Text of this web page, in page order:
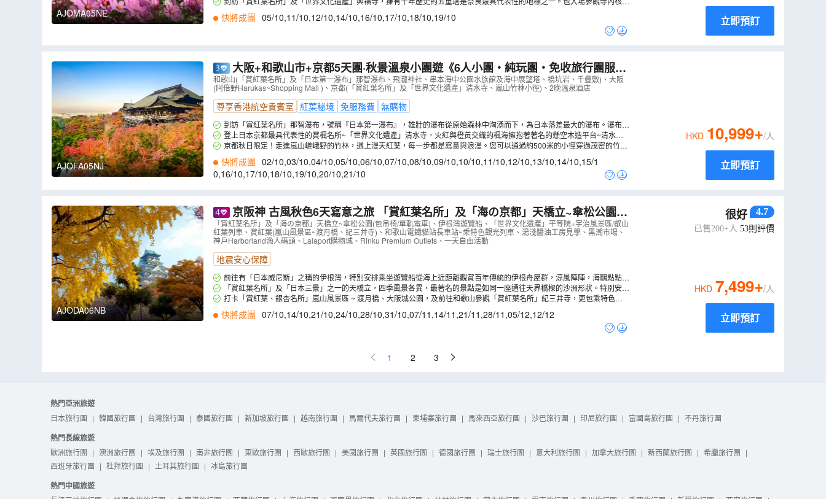
AJOMA05NE
殿堂「中金堂」，廟內供奉主佛釋迦牟尼佛坐像。及打卡奈良八景之一的猿澤池，一睹五層塔倒映在水中，與周圍的紅葉相映成
趣的畫面。(註3)
快將成團 05/10,11/10,12/10,14/10,16/10,17/10,18/10,19/10 立即預訂
AJOFA05NJ
大阪+和歌山市+京都5天團·秋景溫泉小團遊《6人小團‧純玩團‧免收旅行團服務
費‧不設指定購物點》（AJOFA05NJ）
和歌山(「賞紅葉名所」及「日本第一瀑布」那智瀑布、飛瀧神社、串本海中公園水族館及海中展望塔、橋坑岩、千疊敷)、大阪
(阿倍野Harukas~Shopping Mall )、京都(「賞紅葉名所」及「世界文化遺產」清水寺、嵐山竹林小徑)、2晚溫泉酒店
尊享香港航空貴賓室 紅葉秘境 免服務費 無購物
到訪「賞紅葉名所」那智瀑布，號稱『日本第一瀑布』，雄壯的瀑布從原始森林中洶湧而下，為日本落差最大的瀑布。瀑布前
建有一座只有鳥居的飛瀧神社，深秋時份，瀑布周圍的原始森林與山區會被楓葉與銀杏染成紅色與金色，更為震撼! (註6)
登上日本京都最具代表性的賞楓名所~「世界文化遺產」清水寺，火紅與橙黃交織的楓海擁抱著著名的懸空木造平台~清水舞
台，是無數旅人嚮往的經典古都畫面。 (註6)
京都秋日限定！走進嵐山嵯峨野的竹林，遇上漫天紅葉，每一步都是寫意與浪漫。您可以通過約500米的小徑穿過茂密的竹
林，竹林在微風中搖曳，過濾光線，營造出夢幻般的氛圍。 (註6)
快將成團 02/10,03/10,04/10,05/10,06/10,07/10,08/10,09/10,10/10,11/10,12/10,13/10,14/10,15/1
0,16/10,17/10,18/10,19/10,20/10,21/10
HKD 10,999+/人
立即預訂
AJODA06NB
京阪神 古風秋色6天寫意之旅 「賞紅葉名所」及「海の京都」天橋立~傘松公園
(包吊椅/單軌電車)、賞紅葉(嵐山風景區~渡月橋、紀三井寺)、一天自由活動（AJOD
A06NB）
「賞紅葉名所」及「海の京都」天橋立~傘松公園(包吊椅/單軌電車)、伊根灣遊覽船、「世界文化遺產」平等院+宇治風景區/叡山
紅葉列車、賞紅葉(嵐山風景區~渡月橋、紀三井寺)、和歌山電鐵貓站長車站~乘特色觀光列車、湯淺醬油工房見學、黑潮市場、
神戶Harborland漁人碼頭、Lalaport購物城、Rinku Premium Outlets、一天自由活動
地震安心保障
前往有「日本威尼斯」之稱的伊根灣，特別安排乘坐遊覽船從海上近距離觀賞百年傳統的伊根舟屋群，涼風陣陣，海鷗點點，
親身感受「海之京都」的獨特魅力!
「賞紅葉名所」及「日本三景」之一的天橋立，四季風景各異，最著名的景點是如同一座通往天界橋樑的沙洲形狀。特別安排
乘吊椅或單軌電車前往海拔約130米的傘松公園，站上展望台倒著看天橋立，沙洲猶如翻騰飛天的巨龍！(註3)
打卡「賞紅葉、銀杏名所」嵐山風景區 ~ 渡月橋、大阪城公園，及前往和歌山參觀「賞紅葉名所」紀三井寺，更包乘特色登
寺纜車，讓您輕輕鬆鬆登寺兼可飽覽和歌山市內景色及寺內秋色。(註3)
快將成團 07/10,14/10,21/10,24/10,28/10,31/10,07/11 ,14/11 ,21/11 ,28/11 ,05/12,12/12
很好 4.7
已售200+人 53則評價
HKD 7,499+/人
立即預訂
1 2 3
熱門亞洲旅遊
日本旅行團 | 韓國旅行團 | 台灣旅行團 | 泰國旅行團 | 新加坡旅行團 | 越南旅行團 | 馬爾代夫旅行團 | 柬埔寨旅行團 | 馬來西亞旅行團 | 沙巴旅行團 | 印尼旅行團 | 富國島旅行團 | 不丹旅行團
熱門長線旅遊
歐洲旅行團 | 澳洲旅行團 | 埃及旅行團 | 南非旅行團 | 東歐旅行團 | 西歐旅行團 | 美國旅行團 | 英國旅行團 | 德國旅行團 | 瑞士旅行團 | 意大利旅行團 | 加拿大旅行團 | 新西蘭旅行團 | 希臘旅行團 |
西班牙旅行團 | 杜拜旅行團 | 土耳其旅行團 | 冰島旅行團
熱門中國旅遊